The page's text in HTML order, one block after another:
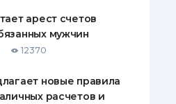
арест счетов
мужчин
12370
новые правила
расчетов и